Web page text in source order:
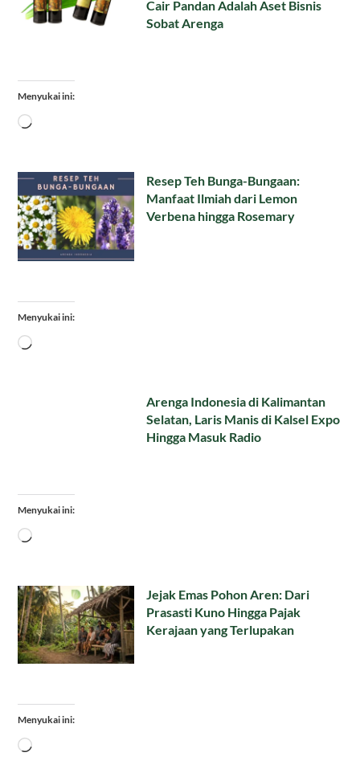
Cair Pandan Adalah Aset Bisnis
Sobat Arenga
Menyukai ini:
Memuat...
Resep Teh Bunga-Bungaan:
Manfaat Ilmiah dari Lemon
Verbena hingga Rosemary
Menyukai ini:
Memuat...
Arenga Indonesia di Kalimantan
Selatan, Laris Manis di Kalsel Expo
Hingga Masuk Radio
Menyukai ini:
Memuat...
Jejak Emas Pohon Aren: Dari
Prasasti Kuno Hingga Pajak
Kerajaan yang Terlupakan
Menyukai ini:
Memuat...